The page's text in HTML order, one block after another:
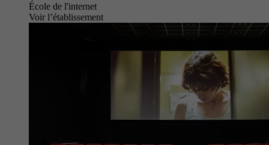
École de l'internet
Voir l’établissement